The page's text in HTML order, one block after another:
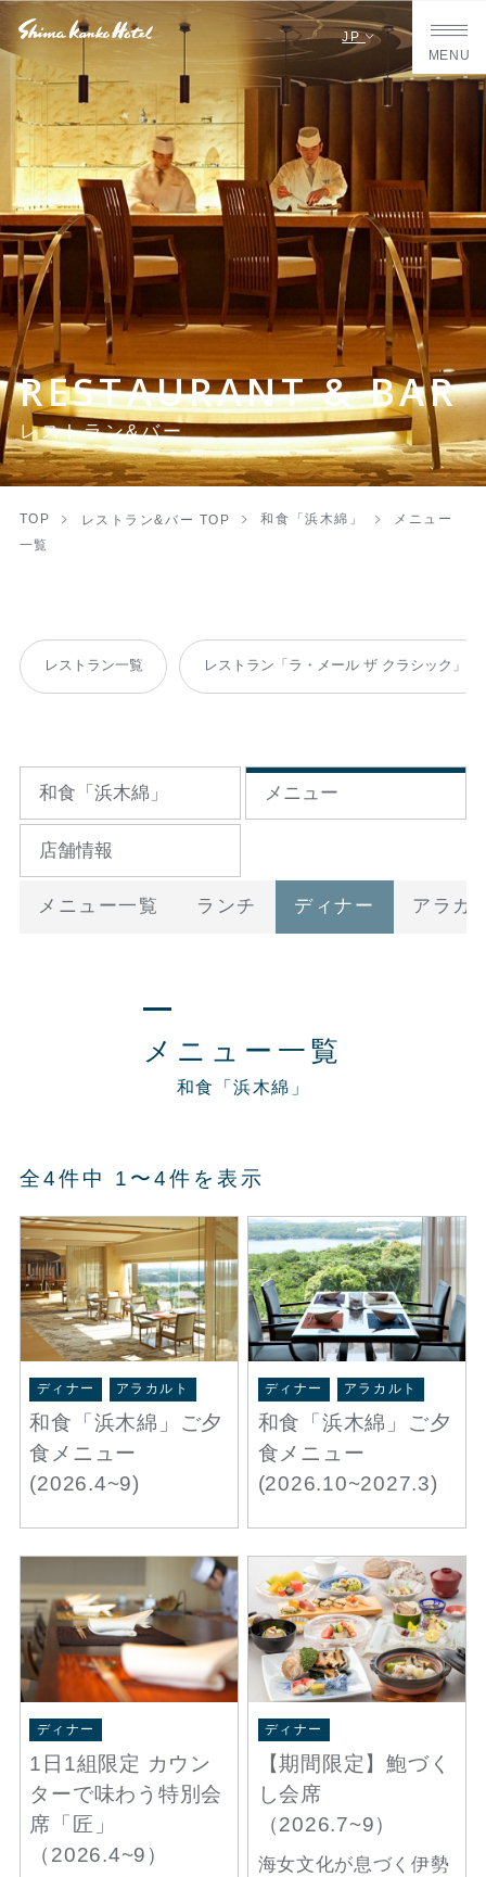
JP
MENU
RESTAURANT & BAR
レストラン&バー
TOP レストラン&バー TOP 和食「浜木綿」
メニュー
一覧
レストラン一覧 レストラン「ラ・メール ザ クラシック」
和食「浜木綿」 メニュー
店舗情報
メニュー一覧 ランチ ディナー アラカ
メニュー一覧
和食「浜木綿」
全4件中 1〜4件を表示
ディナー アラカルト
和食「浜木綿」ご夕
食メニュー
(2026.4~9)
ディナー アラカルト
和食「浜木綿」ご夕
食メニュー
(2026.10~2027.3)
ディナー
1日1組限定 カウン
ターで味わう特別会
席「匠」
（2026.4~9）
ディナー
【期間限定】鮑づく
し会席
（2026.7~9）
海女文化が息づく伊勢